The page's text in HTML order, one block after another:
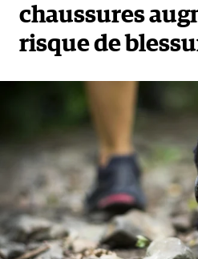
chaussures
risque de